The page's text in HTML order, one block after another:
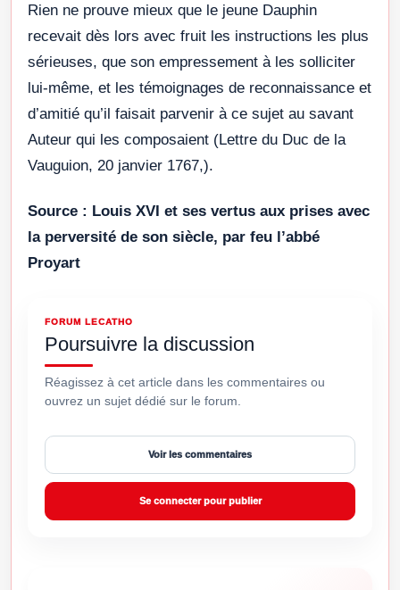
Rien ne prouve mieux que le jeune Dauphin
recevait dès lors avec fruit les instructions les plus
sérieuses, que son empressement à les solliciter
lui-même, et les témoignages de reconnaissance et
d’amitié qu’il faisait parvenir à ce sujet au savant
Auteur qui les composaient (Lettre du Duc de la
Vauguion, 20 janvier 1767,).
Source : Louis XVI et ses vertus aux prises avec
la perversité de son siècle, par feu l’abbé
Proyart
FORUM LECATHO
Poursuivre la discussion
Réagissez à cet article dans les commentaires ou
ouvrez un sujet dédié sur le forum.
Voir les commentaires
Se connecter pour publier